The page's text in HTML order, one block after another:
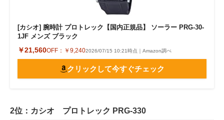
[カシオ] 腕時計 プロトレック【国内正規品】 ソーラー PRG-30-
1JF メンズ ブラック
￥21,560OFF： ￥9,2402026/07/15 10:21時点｜Amazon調べ
クリックして今すぐチェック
2位：カシオ プロトレック PRG-330